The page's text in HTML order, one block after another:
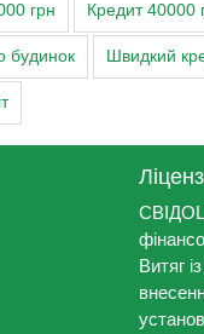
грн Кредит 40000
будинок Швидкий
Витяг
установ